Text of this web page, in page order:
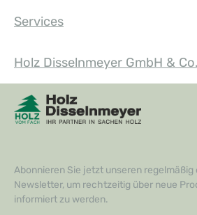
Services
Holz Disselnmeyer GmbH &
Abonnieren Sie jetzt unseren
Newsletter, um rechtzeitig über neue
informiert zu werden.